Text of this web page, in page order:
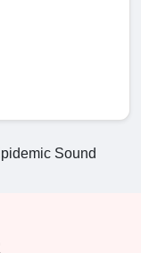
Sound